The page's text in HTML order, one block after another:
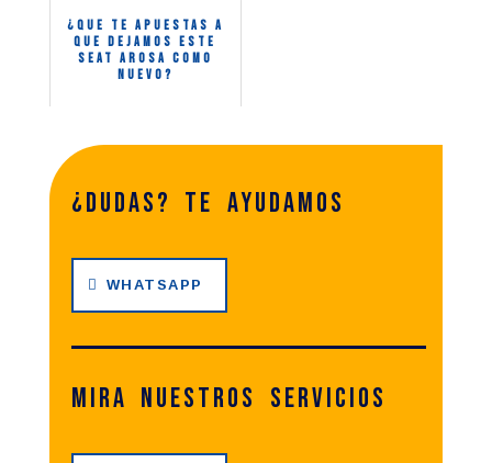
¿Que te apuestas a
que dejamos este
Seat Arosa como
nuevo?
¿dudas? te ayudamos
WHATSAPP
Mira nuestros servicios